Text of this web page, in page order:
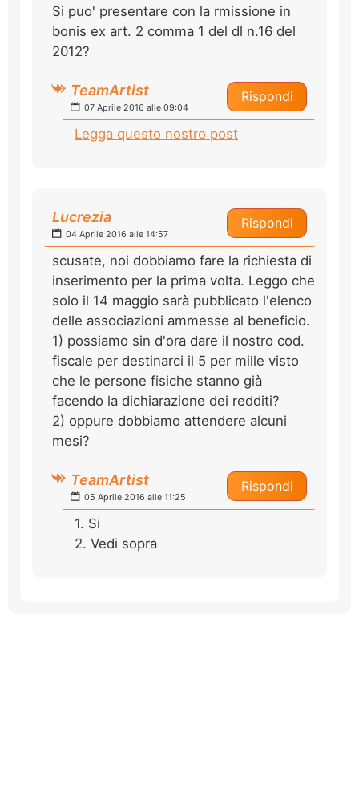
Si puo' presentare con la rmissione in
bonis ex art. 2 comma 1 del dl n.16 del
2012?
Rispondi
TeamArtist
07 Aprile 2016 alle 09:04
Legga questo nostro post
Rispondi
Lucrezia
04 Aprile 2016 alle 14:57
scusate, noi dobbiamo fare la richiesta di
inserimento per la prima volta. Leggo che
solo il 14 maggio sarà pubblicato l'elenco
delle associazioni ammesse al beneficio.
1) possiamo sin d'ora dare il nostro cod.
fiscale per destinarci il 5 per mille visto
che le persone fisiche stanno già
facendo la dichiarazione dei redditi?
2) oppure dobbiamo attendere alcuni
mesi?
Rispondi
TeamArtist
05 Aprile 2016 alle 11:25
1. Si
2. Vedi sopra